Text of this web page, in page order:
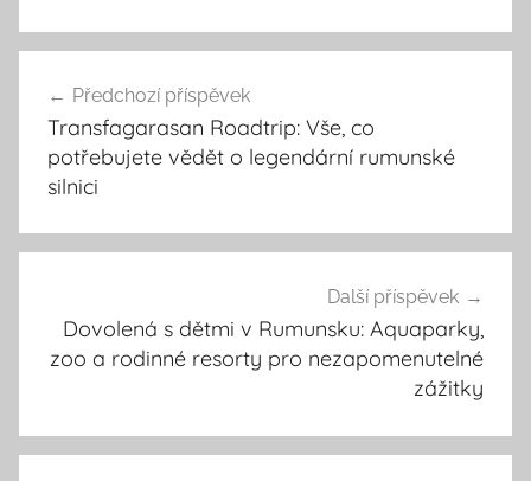
pro
příspěvek
Předchozí příspěvek
Transfagarasan Roadtrip: Vše, co
potřebujete vědět o legendární rumunské
silnici
Další příspěvek
Dovolená s dětmi v Rumunsku: Aquaparky,
zoo a rodinné resorty pro nezapomenutelné
zážitky